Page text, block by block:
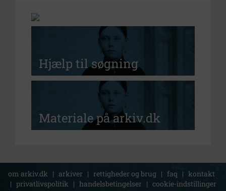
Hjælp til søgning
Materiale på arkiv.dk
om arkiv.dk | arkiver | rettigheder og brug | faq | kontakt
| privatlivspolitik | handelsbetingelser | cookie-indstillinger